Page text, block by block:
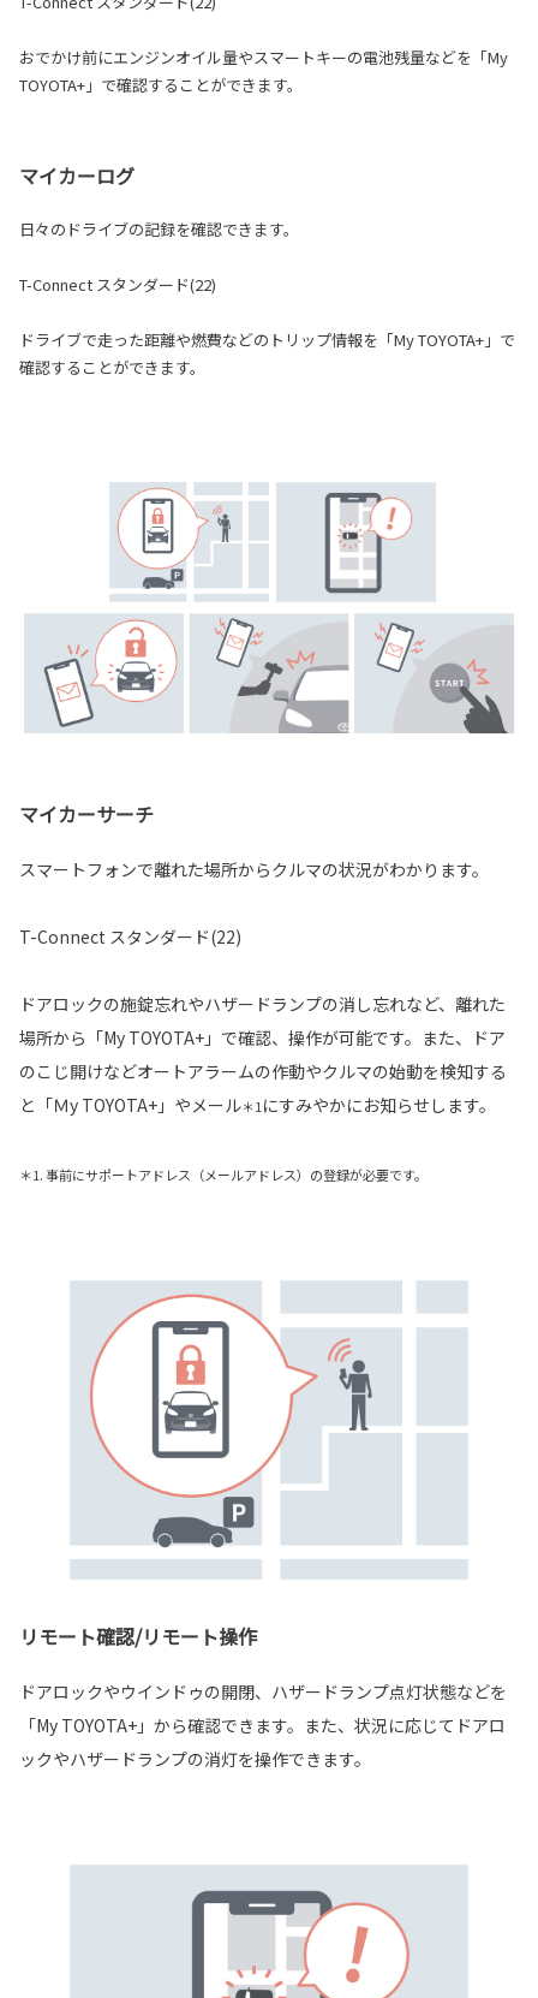
おでかけ前にエンジンオイル量やスマートキーの電池残量などを「My
TOYOTA+」で確認することができます。
マイカーログ
日々のドライブの記録を確認できます。
T-Connect スタンダード(22)
ドライブで走った距離や燃費などのトリップ情報を「My TOYOTA+」で
確認することができます。
マイカーサーチ
スマートフォンで離れた場所からクルマの状況がわかります。
T-Connect スタンダード(22)
ドアロックの施錠忘れやハザードランプの消し忘れなど、離れた
場所から「My TOYOTA+」で確認、操作が可能です。また、ドア
のこじ開けなどオートアラームの作動やクルマの始動を検知する
と「Ｍy TOYOTA+」やメール＊1 にすみやかにお知らせします。
＊1. 事前にサポートアドレス（メールアドレス）の登録が必要です。
リモート確認/リモート操作
ドアロックやウインドゥの開閉、ハザードランプ点灯状態などを
「My TOYOTA+」から確認できます。また、状況に応じてドアロ
ックやハザードランプの消灯を操作できます。